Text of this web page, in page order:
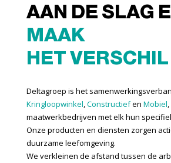
AAN DE SLAG
MAAK
HET VERSCHIL
Deltagroep is het
Kringloopwinkel,Constructiefen Mobiel
maatwerkbedrijven met elk hun
Onze producten en diensten zorgen
duurzame leefomgeving.
We verkleinen de afstand tussen de